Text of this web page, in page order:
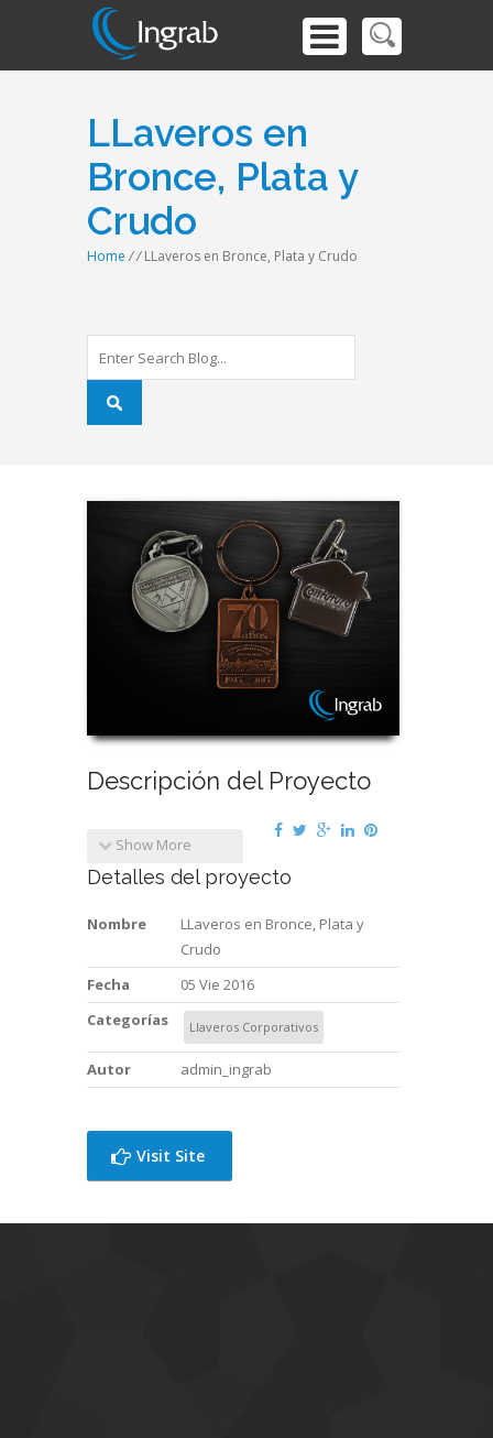
LLaveros en
Bronce, Plata y
Crudo
Home // LLaveros en Bronce, Plata y Crudo
Descripción del Proyecto
Show More
Detalles del proyecto
Nombre
LLaveros en Bronce, Plata y
Crudo
Fecha
05 Vie 2016
Categorías
Llaveros Corporativos
Autor admin_ingrab
Visit Site